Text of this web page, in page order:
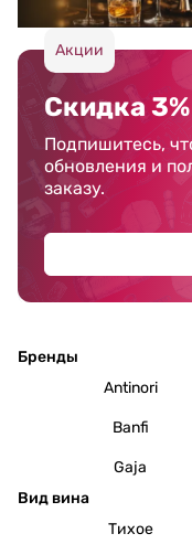
Акции
Скидка
Подпишитесь,
обновления и
заказу.
Бренды
Antinori
Banfi
Gaja
Вид вина
Тихое